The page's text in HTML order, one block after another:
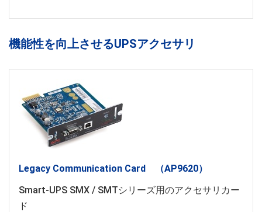
機能性を向上させるUPSアクセサリ
Legacy Communication Card （AP9620）
Smart-UPS SMX / SMTシリーズ用のアクセサリカー
ド